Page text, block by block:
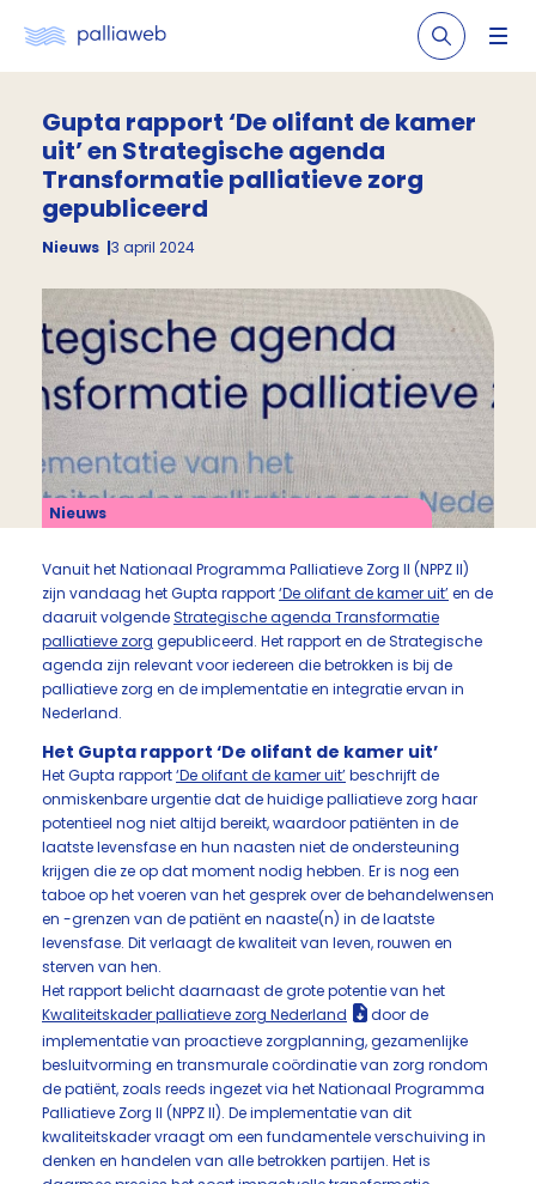
Gupta rapport ‘De olifant de kamer
uit’ en Strategische agenda
Transformatie palliatieve zorg
gepubliceerd
Nieuws 3 april 2024
Nieuws
Vanuit het Nationaal Programma Palliatieve Zorg II (NPPZ II)
zijn vandaag het Gupta rapport‘De olifant de kamer uit’en de
daaruit volgendeStrategische agenda Transformatie
palliatieve zorg gepubliceerd. Het rapport en de Strategische
agenda zijn relevant voor iedereen die betrokken is bij de
palliatieve zorg en de implementatie en integratie ervan in
Nederland.
Het Gupta rapport ‘De olifant de kamer uit’
Het Gupta rapport‘De olifant de kamer uit’beschrijft de
onmiskenbare urgentie dat de huidige palliatieve zorg haar
potentieel nog niet altijd bereikt, waardoor patiënten in de
laatste levensfase en hun naasten niet de ondersteuning
krijgen die ze op dat moment nodig hebben. Er is nog een
taboe op het voeren van het gesprek over de behandelwensen
en -grenzen van de patiënt en naaste(n) in de laatste
levensfase. Dit verlaagt de kwaliteit van leven, rouwen en
sterven van hen.
Het rapport belicht daarnaast de grote potentie van het
Kwaliteitskader palliatieve zorg Nederland
door de
implementatie van proactieve zorgplanning, gezamenlijke
besluitvorming en transmurale coördinatie van zorg rondom
de patiënt, zoals reeds ingezet via het Nationaal Programma
Palliatieve Zorg II (NPPZ II). De implementatie van dit
kwaliteitskader vraagt om een fundamentele verschuiving in
denken en handelen van alle betrokken partijen. Het is